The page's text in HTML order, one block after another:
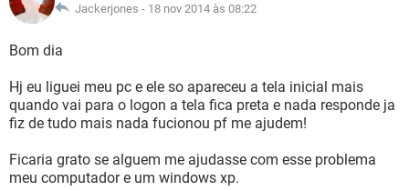
GUIA DE COMPRAS
INSTAGRAM
GUIA DE COMPRAS
CELULAR FACEBOOK
GUIA DE COMPRAS
JOGOS
CELULAR
OUTLOOK EXCEL
INSTAGRAM GMAIL
Jackerjones - 18 nov 2014 às 08:22
Bom dia
Hj eu liguei meu pc e ele so apareceu a tela inicial mais
quando vai para o logon a tela fica preta e nada responde ja
fiz de tudo mais nada fucionou pf me ajudem!
Ficaria grato se alguem me ajudasse com esse problema
meu computador e um windows xp.